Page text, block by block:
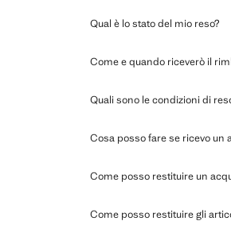
Qual è lo stato del mio reso?
Come e quando riceverò il
Quali sono le condizioni di
Cosa posso fare se ricevo un
Come posso restituire un
Come posso restituire gli